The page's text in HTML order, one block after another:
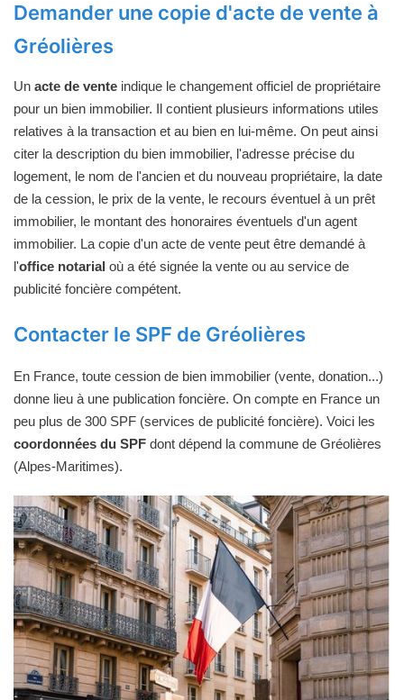
Demander une copie d'acte de vente à
Gréolières
Un acte de vente indique le changement officiel de propriétaire
pour un bien immobilier. Il contient plusieurs informations utiles
relatives à la transaction et au bien en lui-même. On peut ainsi
citer la description du bien immobilier, l'adresse précise du
logement, le nom de l'ancien et du nouveau propriétaire, la date
de la cession, le prix de la vente, le recours éventuel à un prêt
immobilier, le montant des honoraires éventuels d'un agent
immobilier. La copie d'un acte de vente peut être demandé à
l'office notarial où a été signée la vente ou au service de
publicité foncière compétent.
Contacter le SPF de Gréolières
En France, toute cession de bien immobilier (vente, donation...)
donne lieu à une publication foncière. On compte en France un
peu plus de 300 SPF (services de publicité foncière). Voici les
coordonnées du SPF dont dépend la commune de Gréolières
(Alpes-Maritimes).